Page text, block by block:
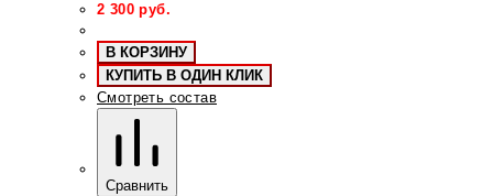
2 300 руб.
В КОРЗИНУ
КУПИТЬ В ОДИН КЛИК
Смотреть состав
Сравнить